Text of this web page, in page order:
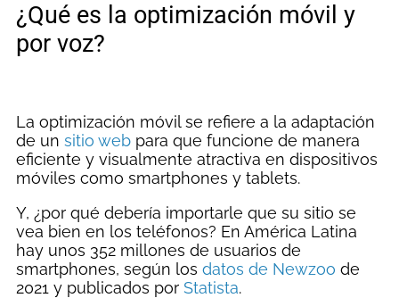
¿Qué es la optimización móvil y
por voz?
La optimización móvil se refiere a la adaptación
de un sitio web para que funcione de manera
eficiente y visualmente atractiva en dispositivos
móviles como smartphones y tablets.
Y, ¿por qué debería importarle que su sitio se
vea bien en los teléfonos? En América Latina
hay unos 352 millones de usuarios de
smartphones, según los datos de Newzoo de
2021 y publicados por Statista.